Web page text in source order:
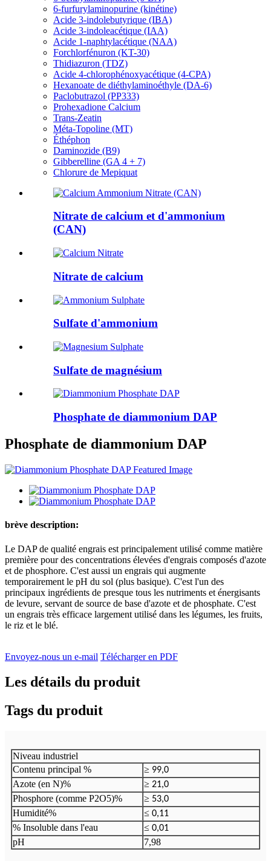
6-furfurylaminopurine (kinétine)
Acide 3-indolebutyrique (IBA)
Acide 3-indoleacétique (IAA)
Acide 1-naphtylacétique (NAA)
Forchlorfénuron (KT-30)
Thidiazuron (TDZ)
Acide 4-chlorophénoxyacétique (4-CPA)
Hexanoate de diéthylaminoéthyle (DA-6)
Paclobutrazol (PP333)
Prohexadione Calcium
Trans-Zeatin
Méta-Topoline (MT)
Éthéphon
Daminozide (B9)
Gibberelline (GA 4 + 7)
Chlorure de Mepiquat
Nitrate de calcium et d'ammonium
(CAN)
Nitrate de calcium
Sulfate d'ammonium
Sulfate de magnésium
Phosphate de diammonium DAP
Phosphate de diammonium DAP
brève description:
Le DAP de qualité engrais est principalement utilisé comme matière
première pour des concentrations élevées d'engrais composés d'azote
et de phosphore. C'est aussi un engrais qui augmente
temporairement le pH du sol (plus basique). C'est l'un des
principaux ingrédients de presque tous les nutriments et énergisants
de levure, servant de source de base d'azote et de phosphate. C'est
un engrais très efficace largement utilisé dans les légumes, les fruits,
le riz et le blé.
Envoyez-nous un e-mail Télécharger en PDF
Les détails du produit
Tags du produit
Niveau industriel
Contenu principal %
≥ 99,0
Azote (en N)% ≥ 21,0
Phosphore (comme P2O5)% ≥ 53,0
Humidité% ≤ 0,11
% Insoluble dans l'eau ≤ 0,01
pH 7,98